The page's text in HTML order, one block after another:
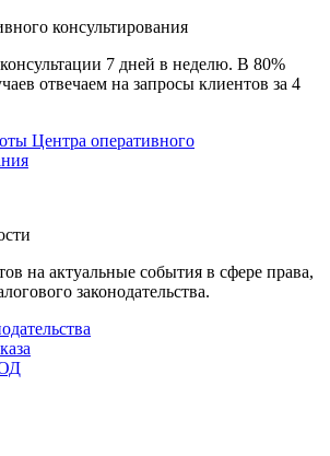
консультирования
7 дней в неделю. В 80%
отвечаем на запросы клиентов за 4
Центра оперативного
на актуальные события в сфере права,
законодательства.